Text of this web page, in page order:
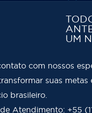
UM
com nossos
suas metas
brasileiro.
Atendimento: +55